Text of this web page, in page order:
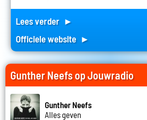
Lees verder ►
Officiele website ►
Gunther Neefs op Jouwradio
Gunther Neefs
Alles geven